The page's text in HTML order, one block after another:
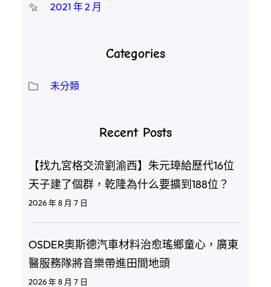
2021 年 2 月
Categories
未分類
Recent Posts
【找九宮格交流劉渝西】朱元璋給歷代16位
天子建了個群，乾隆為什么要擴到188位？
2026 年 8 月 7 日
OSDER奧斯德汽車材料治愈瑤鄉童心，廣東
醫服務隊將音樂帶進田間地頭
2026 年 8 月 7 日